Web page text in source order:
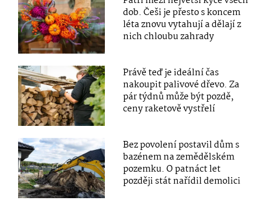
dob. Češi je přesto s koncem
léta znovu vytahují a dělají z
nich chloubu zahrady
Právě teď je ideální čas
nakoupit palivové dřevo. Za
pár týdnů může být pozdě,
ceny raketově vystřelí
Bez povolení postavil dům s
bazénem na zemědělském
pozemku. O patnáct let
později stát nařídil demolici